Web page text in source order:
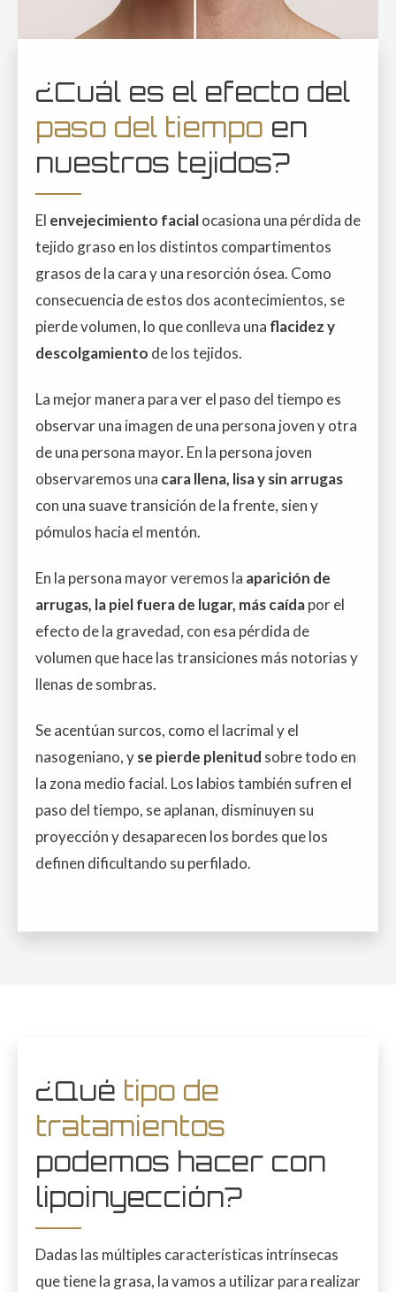
¿Cuál es el efecto del
paso del tiempo en
nuestros tejidos?
El envejecimiento facialocasiona una pérdida de
tejido graso en los distintos compartimentos
grasos de la cara y una resorción ósea. Como
consecuencia de estos dos acontecimientos, se
pierde volumen, lo que conlleva una flacidez y
descolgamiento de los tejidos.
La mejor manera para ver el paso del tiempo es
observar una imagen de una persona joven y otra
de una persona mayor. En la persona joven
observaremos una cara llena, lisa y sin arrugas
con una suave transición de la frente, sien y
pómulos hacia el mentón.
En la persona mayor veremos la aparición de
arrugas, la piel fuera de lugar, más caídapor el
efecto de la gravedad, con esa pérdida de
volumen que hace las transiciones más notorias y
llenas de sombras.
Se acentúan surcos, como el lacrimal y el
nasogeniano, yse pierde plenitud sobre todo en
la zona medio facial. Los labios también sufren el
paso del tiempo, se aplanan, disminuyen su
proyección y desaparecen los bordes que los
definen dificultando su perfilado.
¿Qué tipo de
tratamientos
podemos hacer con
lipoinyección?
Dadas las múltiples características intrínsecas
que tiene la grasa, la vamos a utilizar para realizar